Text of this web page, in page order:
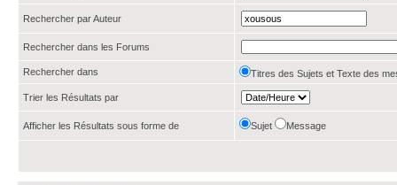
Rechercher par Auteur
Rechercher dans les Forums
Rechercher dans Titres des Sujets et Texte des
Trier les Résultats par
Afficher les Résultats sous forme de Sujet Message